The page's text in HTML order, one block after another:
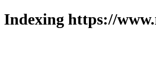
Indexing https://